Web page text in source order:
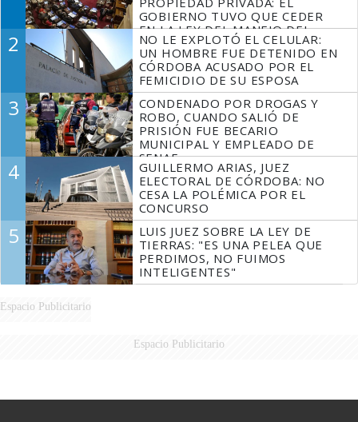
GOBIERNO TUVO QUE CEDER
EN LA LEY DEL MANEJO DEL
FUEGO
2
NO LE EXPLOTÓ EL CELULAR:
UN HOMBRE FUE DETENIDO EN
CÓRDOBA ACUSADO POR EL
FEMICIDIO DE SU ESPOSA
3
CONDENADO POR DROGAS Y
ROBO, CUANDO SALIÓ DE
PRISIÓN FUE BECARIO
MUNICIPAL Y EMPLEADO DE
SENAF
4
GUILLERMO ARIAS, JUEZ
ELECTORAL DE CÓRDOBA: NO
CESA LA POLÉMICA POR EL
CONCURSO
5
LUIS JUEZ SOBRE LA LEY DE
TIERRAS: "ES UNA PELEA QUE
PERDIMOS, NO FUIMOS
INTELIGENTES"
Espacio Publicitario
Espacio Publicitario